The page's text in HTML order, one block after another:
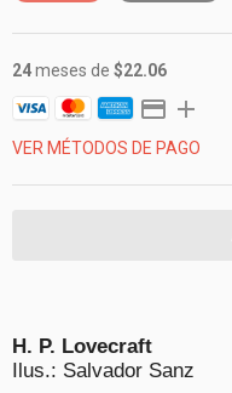
24meses de $22.06
VER MÉTODOS DE PAGO
H. P. Lovecraft
Ilus.: Salvador Sanz